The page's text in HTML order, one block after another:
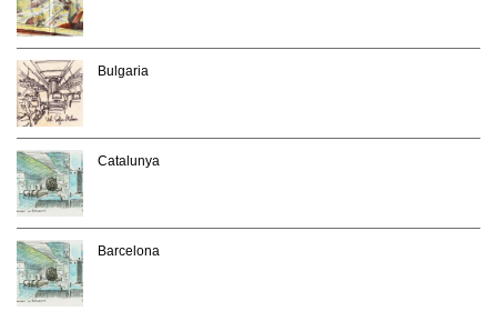
Bulgaria
Catalunya
Barcelona